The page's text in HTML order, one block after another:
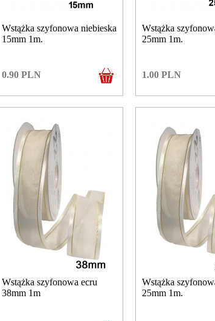
Wstążka szyfonowa niebieska
15mm 1m.
0.90 PLN
Wstążka
25mm 1m.
1.00 PLN
Wstążka szyfonowa ecru
38mm 1m
Wstążka
25mm 1m.